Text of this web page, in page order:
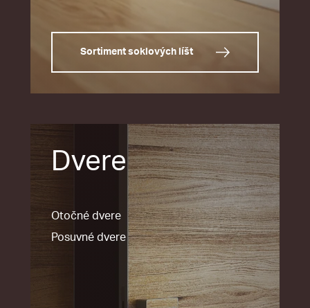
Sortiment soklových líšt
Dvere
Otočné dvere
Posuvné dvere